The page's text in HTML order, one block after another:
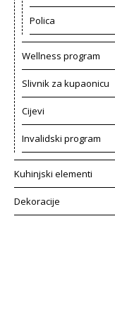
Polica
Wellness program
Slivnik za kupaonicu
Cijevi
Invalidski program
Kuhinjski elementi
Dekoracije